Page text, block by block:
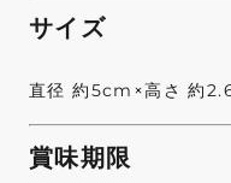
サイズ
直径 約5cm×高さ 約
賞味期限